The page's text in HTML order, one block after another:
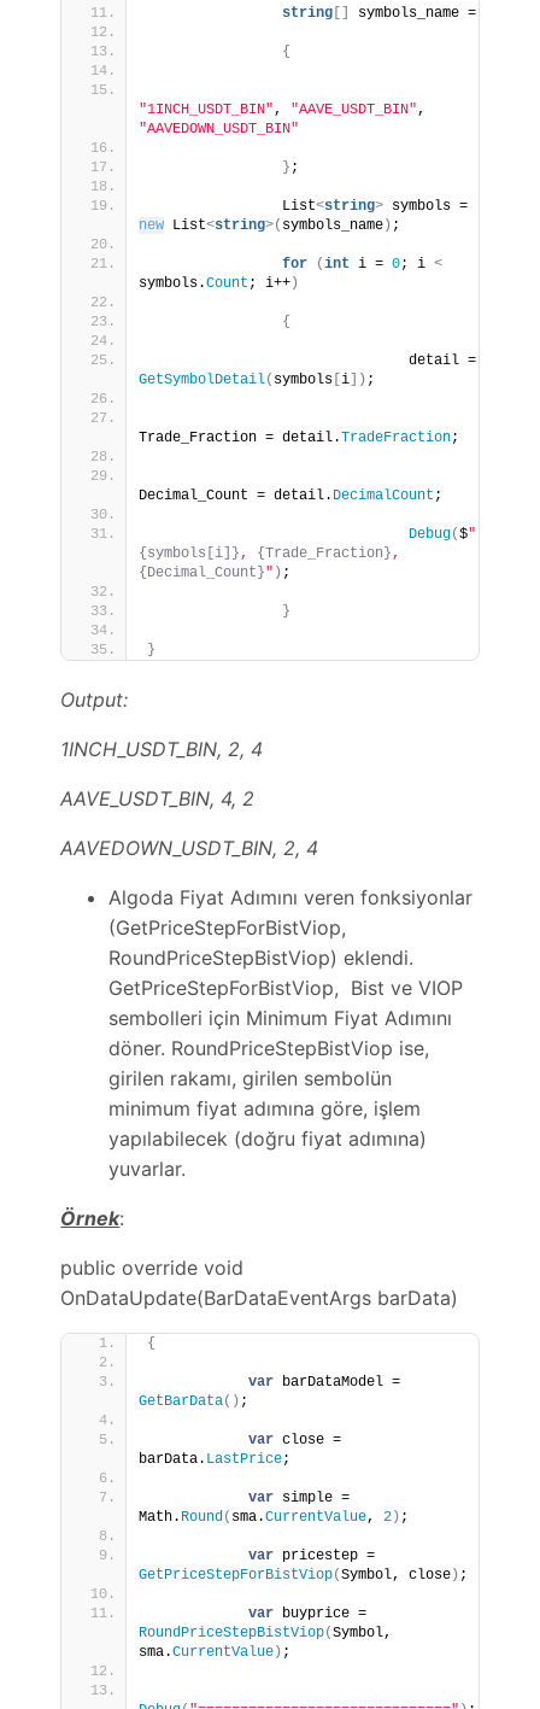
string [] symbols_name =
{
"1INCH_USDT_BIN" , "AAVE_USDT_BIN"
"AAVEDOWN_USDT_BIN"
} ;
                List
<string>
new List<string>( symbols_name) ;
for (int i = 0; i <
symbols.Count ; i++)
{
GetSymbolDetail( symbols [i]) ;
Trade_Fraction = detail.TradeFraction;
Decimal_Count = detail. DecimalCount ;
Debug($"
{symbols[i]} , {Trade_Fraction}
{Decimal_Count}" ) ;
}
}
Output:
1INCH_USDT_BIN, 2, 4
AAVE_USDT_BIN, 4, 2
AAVEDOWN_USDT_BIN, 2, 4
Algoda Fiyat Adımını veren fonksiyonlar
(GetPriceStepForBistViop,
RoundPriceStepBistViop) eklendi.
GetPriceStepForBistViop, Bist ve VIOP
sembolleri için Minimum Fiyat Adımını
döner. RoundPriceStepBistViop ise,
girilen rakamı, girilen sembolün
minimum fiyat adımına göre, işlem
yapılabilecek (doğru fiyat adımına)
yuvarlar.
Örnek:
public override void
OnDataUpdate(BarDataEventArgs barData)
{
var
GetBarData() ;
var close =
barData. LastPrice;
var simple =
Math. Round ( sma.CurrentValue, 2) ;
var
GetPriceStepForBistViop(Symbol, close) ;
var
RoundPriceStepBistViop(Symbol,
sma.CurrentValue) ;